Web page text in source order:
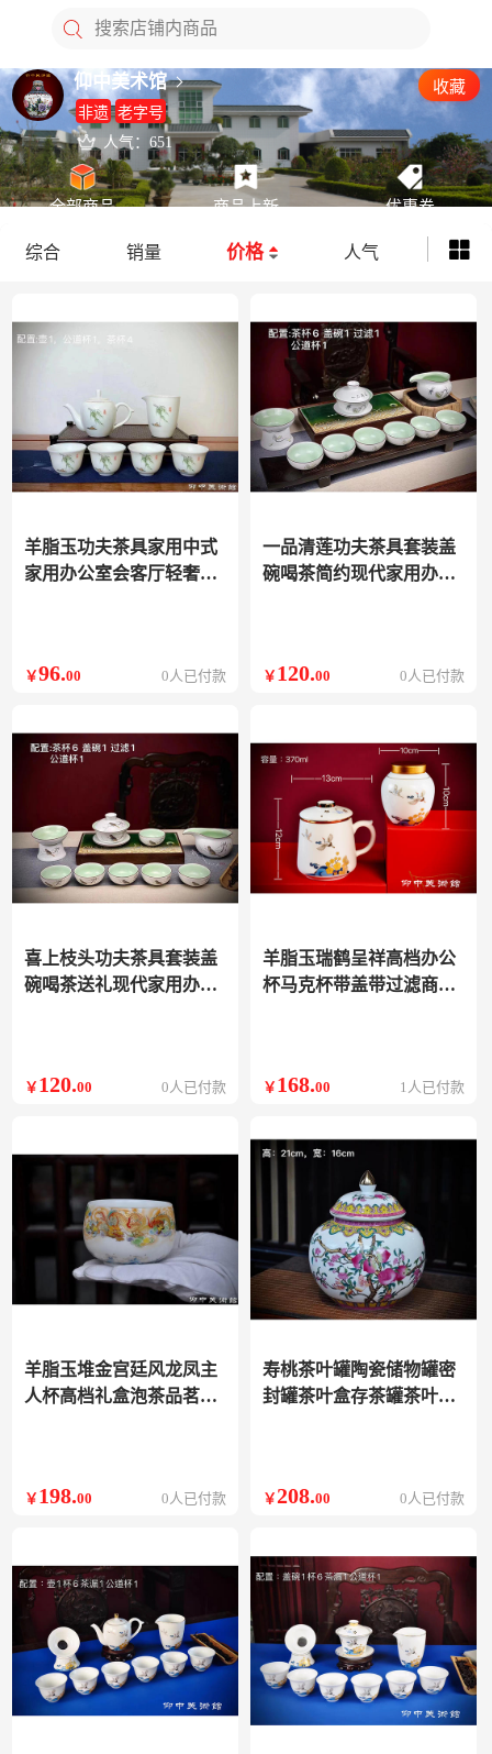
搜索店铺内商品
仰中美术馆
非遗 老字号
人气：651
收藏
全部商品 商品上新 优惠券
综合 销量 价格 人气
羊脂玉功夫茶具家用中式
家用办公室会客厅轻奢高
￥96.00 0人已付款
一品清莲功夫茶具套装盖
碗喝茶简约现代家用办公
￥ 120.00 0人已付款
喜上枝头功夫茶具套装盖
碗喝茶送礼现代家用办公
￥ 120.00 0人已付款
羊脂玉瑞鹤呈祥高档办公
杯马克杯带盖带过滤商务
￥ 168.00 1人已付款
羊脂玉堆金宫廷风龙凤主
人杯高档礼盒泡茶品茗杯
￥ 198.00 0人已付款
寿桃茶叶罐陶瓷储物罐密
封罐茶叶盒存茶罐茶叶包
￥208.00 0人已付款